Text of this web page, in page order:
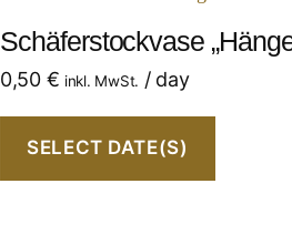
Schäferstockvase
0,50 € inkl. MwSt. / day
SELECT DATE(S)